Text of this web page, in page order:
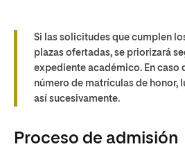
Si las solicitudes que cumplen
plazas ofertadas, se priorizará
expediente académico. En caso
número de matrículas de honor,
así sucesivamente.
Proceso de admisión